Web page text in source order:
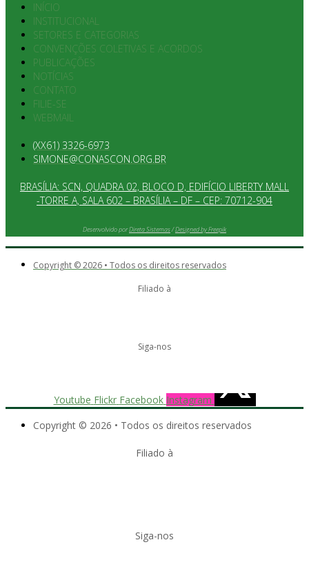
INÍCIO
INSTITUCIONAL
SETORES E CATEGORIAS
CONVENÇÕES COLETIVAS E ACORDOS
PUBLICAÇÕES
NOTÍCIAS
CONTATO
FILIE-SE
WEBMAIL
(XX61) 3326-6973
SIMONE@CONASCON.ORG.BR
BRASÍLIA: SCN, QUADRA 02, BLOCO D, EDIFÍCIO LIBERTY MALL
-TORRE A, SALA 602 – BRASÍLIA – DF – CEP: 70712-904
Desenvolvido porDireta Sistemas/Designed by Freepik
Copyright © 2026 • Todos os direitos reservados
Filiado à
Siga-nos
Youtube Flickr Facebook Instagram
Copyright © 2026 • Todos os direitos reservados
Filiado à
Siga-nos